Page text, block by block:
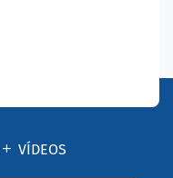
VÍDEOS